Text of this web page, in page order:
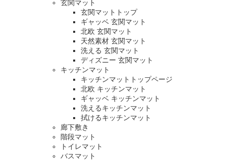
玄関マット
玄関マットトップ
ギャッベ 玄関マット
北欧 玄関マット
天然素材 玄関マット
洗える 玄関マット
ディズニー 玄関マット
キッチンマット
キッチンマットトップページ
北欧 キッチンマット
ギャッベ キッチンマット
洗えるキッチンマット
拭けるキッチンマット
廊下敷き
階段マット
トイレマット
バスマット